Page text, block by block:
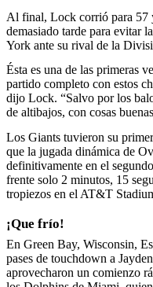
Al final, Lock corrió para 57
demasiado tarde para evitar
York ante su rival de la
Ésta es una de las primeras
partido completo con estos
dijo Lock. “Salvo por los
de altibajos, con cosas
Los Giants tuvieron su
que la jugada dinámica de
definitivamente en el
frente solo 2 minutos, 15
tropiezos en el AT&T
¡Que frío!
En Green Bay, Wisconsin,
pases de touchdown a
aprovecharon un comienzo